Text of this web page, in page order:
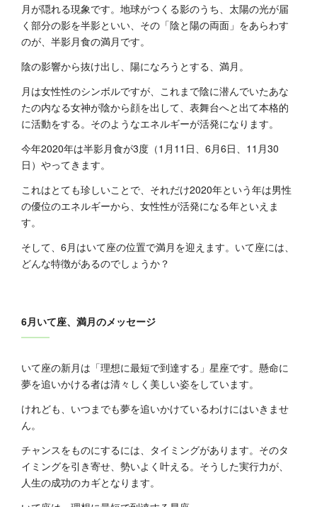
月が隠れる現象です。地球がつくる影のうち、太陽の光が届
く部分の影を半影といい、その「陰と陽の両面」をあらわす
のが、半影月食の満月です。
陰の影響から抜け出し、陽になろうとする、満月。
月は女性性のシンボルですが、これまで陰に潜んでいたあな
たの内なる女神が陰から顔を出して、表舞台へと出て本格的
に活動をする。そのようなエネルギーが活発になります。
今年2020年は半影月食が3度（1月11日、6月6日、11月30
日）やってきます。
これはとても珍しいことで、それだけ2020年という年は男性
の優位のエネルギーから、女性性が活発になる年といえま
す。
そして、6月はいて座の位置で満月を迎えます。いて座には、
どんな特徴があるのでしょうか？
6月いて座、満月のメッセージ
いて座の新月は「理想に最短で到達する」星座です。懸命に
夢を追いかける者は清々しく美しい姿をしています。
けれども、いつまでも夢を追いかけているわけにはいきませ
ん。
チャンスをものにするには、タイミングがあります。そのタ
イミングを引き寄せ、勢いよく叶える。そうした実行力が、
人生の成功のカギとなります。